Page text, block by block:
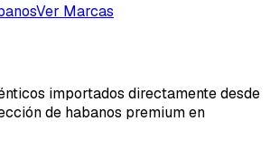
Ver Marcas
importados directamente desde
de habanos premium en